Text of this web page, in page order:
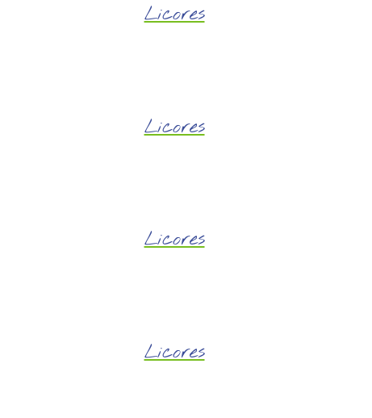
Licores
Licores
Licores
Licores